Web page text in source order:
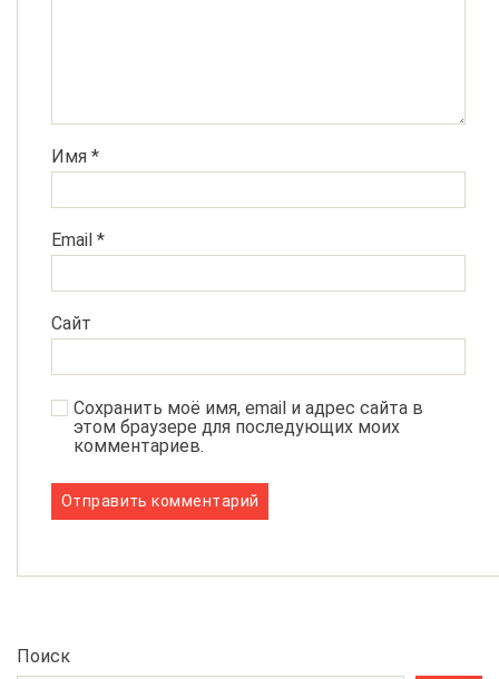
Имя *
Email *
Сайт
Сохранить моё имя, email и адрес сайта в
этом браузере для последующих моих
комментариев.
Поиск